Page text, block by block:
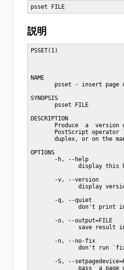
psset FILE
説明
PSSET(1)
NAME
psset - insert page
SYNOPSIS
       psset FILE
DESCRIPTION
Produce  a  version
PostScript operator
duplex, or on the
OPTIONS
       -h, --help
display this
       -v, --version
display
       -q, --quiet
don't print
       -o, --output=FILE
save result
       -n, --no-fix
don't run
-S, --
pass  a page